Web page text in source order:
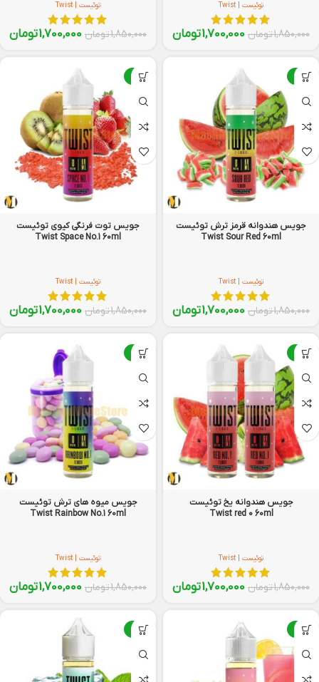
توئیست | Twist
1,850,000تومان 1,700,000تومان
توئیست | Twist
1,850,000تومان 1,700,000تومان
-8%
جویس هندوانه‌ قرمز ترش توئیست
Twist Sour Red 60ml
توئیست | Twist
1,850,000تومان 1,700,000تومان
-8%
جویس توت فرنگی کیوی توئیست
Twist Space No.1 60ml
توئیست | Twist
1,850,000تومان 1,700,000تومان
-8%
جویس هندوانه یخ توئیست
Twist red 0 60ml
توئیست | Twist
1,850,000تومان 1,700,000تومان
-8%
جویس میوه‌ های ترش توئیست
Twist Rainbow No.1 60ml
توئیست | Twist
1,850,000تومان 1,700,000تومان
-8%
-8%